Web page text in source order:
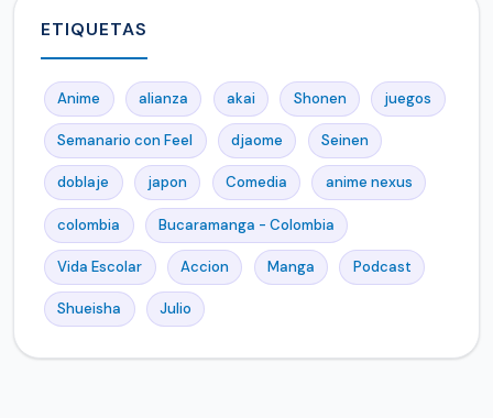
ETIQUETAS
Anime alianza akai Shonen juegos
Semanario con Feel djaome Seinen
doblaje japon Comedia anime nexus
colombia Bucaramanga - Colombia
Vida Escolar Accion Manga Podcast
Shueisha Julio